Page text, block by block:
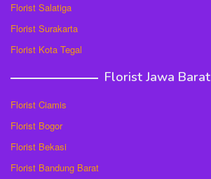
Florist Salatiga
Florist Surakarta
Florist Kota Tegal
Florist Jawa Barat
Florist Ciamis
Florist Bogor
Florist Bekasi
Florist Bandung Barat